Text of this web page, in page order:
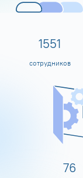
1600
сотрудников
80